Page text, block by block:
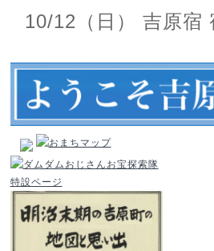
10/12（日） 吉原